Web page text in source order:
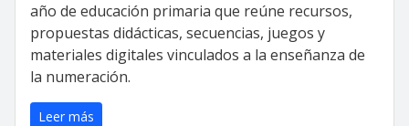
año de educación primaria que reúne recursos,
propuestas didácticas, secuencias, juegos y
materiales digitales vinculados a la enseñanza de
la numeración.
Leer más